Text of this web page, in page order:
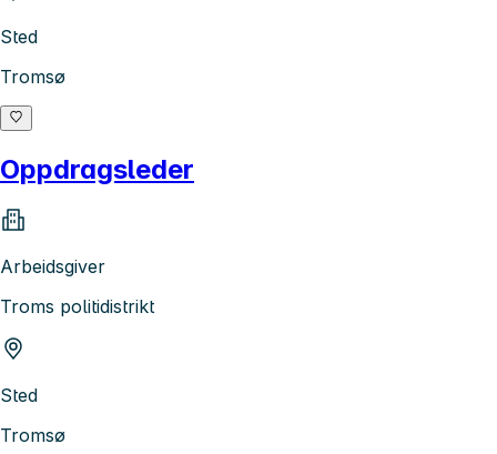
Sted
Tromsø
Oppdragsleder
Arbeidsgiver
Troms politidistrikt
Sted
Tromsø